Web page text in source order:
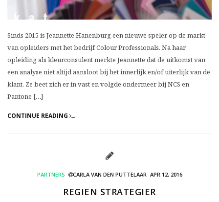
Sinds 2015 is Jeannette Hanenburg een nieuwe speler op de markt
van opleiders met het bedrijf Colour Professionals. Na haar
opleiding als kleurconsulent merkte Jeannette dat de uitkomst van
een analyse niet altijd aansloot bij het innerlijk en/of uiterlijk van de
klant. Ze beet zich er in vast en volgde ondermeer bij NCS en
Pantone […]
CONTINUE READING
PARTNERS CARLA VAN DEN PUTTELAAR APR 12, 2016
REGIEN STRATEGIER